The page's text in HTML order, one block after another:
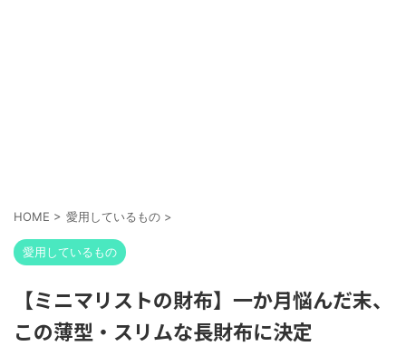
HOME > 愛用しているもの >
愛用しているもの
【ミニマリストの財布】一か月悩んだ末、
この薄型・スリムな長財布に決定